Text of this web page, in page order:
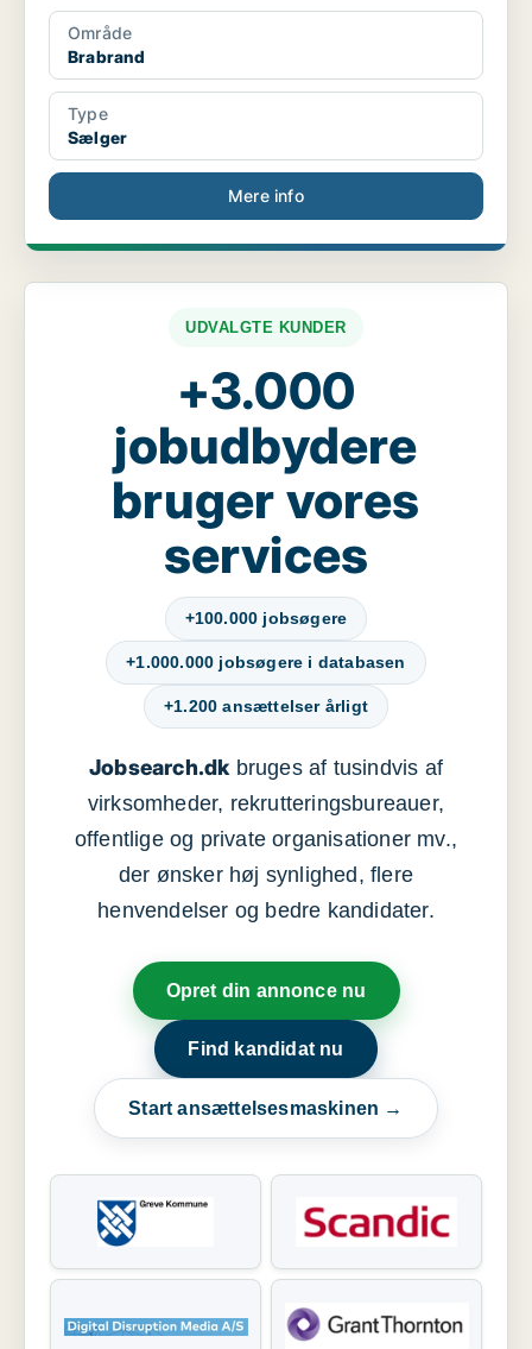
Område
Brabrand
Type
Sælger
Mere info
UDVALGTE KUNDER
+3.000
jobudbydere
bruger vores
services
+100.000 jobsøgere
+1.000.000 jobsøgere i databasen
+1.200 ansættelser årligt
Jobsearch.dkbruges af tusindvis af
virksomheder, rekrutteringsbureauer,
offentlige og private organisationer mv.,
der ønsker høj synlighed, flere
henvendelser og bedre kandidater.
Opret din annonce nu
Find kandidat nu
Start ansættelsesmaskinen →